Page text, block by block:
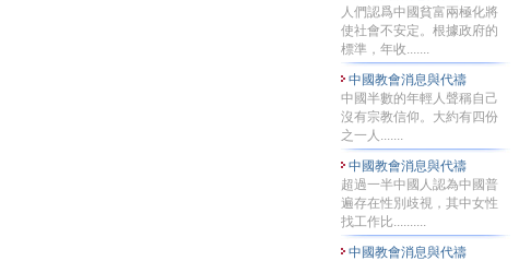
人們認爲中國貧富兩極化將
使社會不安定。根據政府的
標準，年收.......
中國教會消息與代禱
中國半數的年輕人聲稱自己
沒有宗教信仰。大約有四份
之一人.......
中國教會消息與代禱
超過一半中國人認為中國普
遍存在性別歧視，其中女性
找工作比..........
中國教會消息與代禱